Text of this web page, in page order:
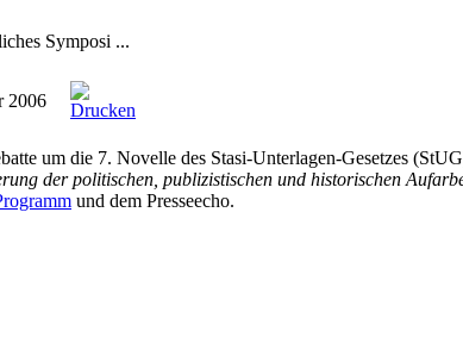
Symposi ...
2006
um die 7. Novelle des Stasi-Unterlagen-Gesetzes
der politischen, publizistischen und historischen
und dem Presseecho.